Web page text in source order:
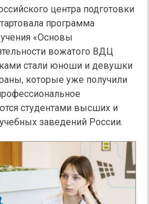
центра подготовки
программа
«Основы
вожатого ВДЦ
стали юноши и девушки
которые уже получили
студентами высших и
заведений России.